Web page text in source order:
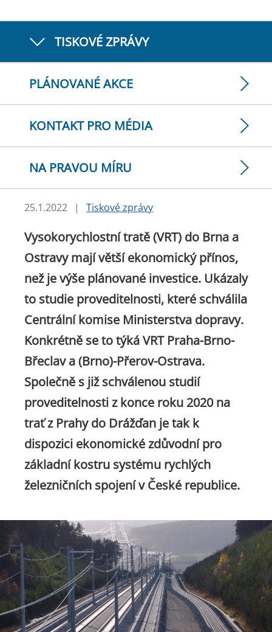
TISKOVÉ ZPRÁVY
PLÁNOVANÉ AKCE
KONTAKT PRO MÉDIA
NA PRAVOU MÍRU
25.1.2022 | Tiskové zprávy
Vysokorychlostní tratě (VRT) do Brna a
Ostravy mají větší ekonomický přínos,
než je výše plánované investice. Ukázaly
to studie proveditelnosti, které schválila
Centrální komise Ministerstva dopravy.
Konkrétně se to týká VRT Praha-Brno-
Břeclav a (Brno)-Přerov-Ostrava.
Společně s již schválenou studií
proveditelnosti z konce roku 2020 na
trať z Prahy do Drážďan je tak k
dispozici ekonomické zdůvodní pro
základní kostru systému rychlých
železničních spojení v České republice.